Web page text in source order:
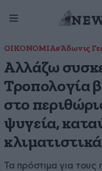
ΟΙΚΟΝΟΜΙΑ#Άδωνις
Αλλάζω
Τροπολογία
στο
ψυγεία,
κλιματιστικά
Τα πρόστιμα για τους